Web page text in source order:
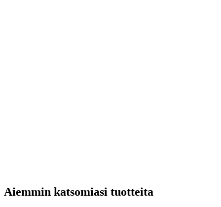
Aiemmin katsomiasi tuotteita